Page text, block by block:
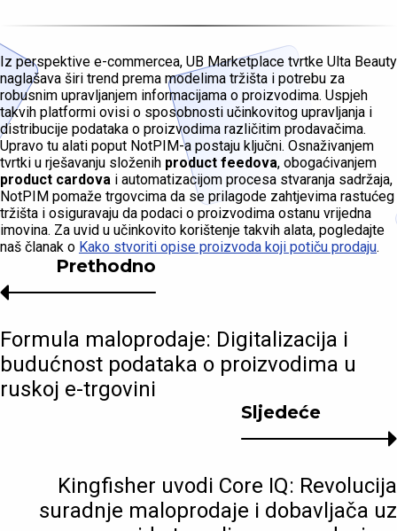
Iz perspektive e-commercea, UB Marketplace tvrtke Ulta Beauty
naglašava širi trend prema modelima tržišta i potrebu za
robusnim upravljanjem informacijama o proizvodima. Uspjeh
takvih platformi ovisi o sposobnosti učinkovitog upravljanja i
distribucije podataka o proizvodima različitim prodavačima.
Upravo tu alati poput NotPIM-a postaju ključni. Osnaživanjem
tvrtki u rješavanju složenih product feedova, obogaćivanjem
product cardova i automatizacijom procesa stvaranja sadržaja,
NotPIM pomaže trgovcima da se prilagode zahtjevima rastućeg
tržišta i osiguravaju da podaci o proizvodima ostanu vrijedna
imovina. Za uvid u učinkovito korištenje takvih alata, pogledajte
naš članak o Kako stvoriti opise proizvoda koji potiču prodaju.
Sljedeće
Kingfisher uvodi Core IQ: Revolucija
suradnje maloprodaje i dobavljača uz
Prethodno
Formula maloprodaje: Digitalizacija i
budućnost podataka o proizvodima u
ruskoj e-trgovini